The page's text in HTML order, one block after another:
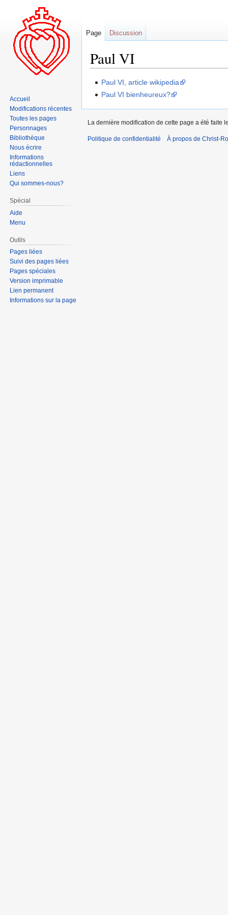
Paul VI
Aller
AllerPaul VI, article wikipedia
Paul VI bienheureux?
Page Discussion
Accueil
Modifications récentes
Toutes les pages
Personnages
Bibliothèque
Nous écrire
Informations
rédactionnelles
Liens
Qui sommes-nous?
Spécial
Aide
Menu
Outils
Pages liées
Suivi des pages liées
Pages spéciales
Version imprimable
Lien permanent
Informations sur la page
La dernière modification de cette page a été faite
Politique de confidentialité À propos de Christ-